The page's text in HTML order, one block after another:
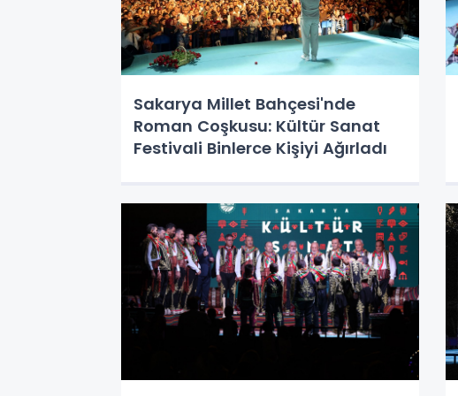
Sakarya Millet Bahçesi'nde
Roman Coşkusu: Kültür Sanat
Festivali Binlerce Kişiyi Ağırladı